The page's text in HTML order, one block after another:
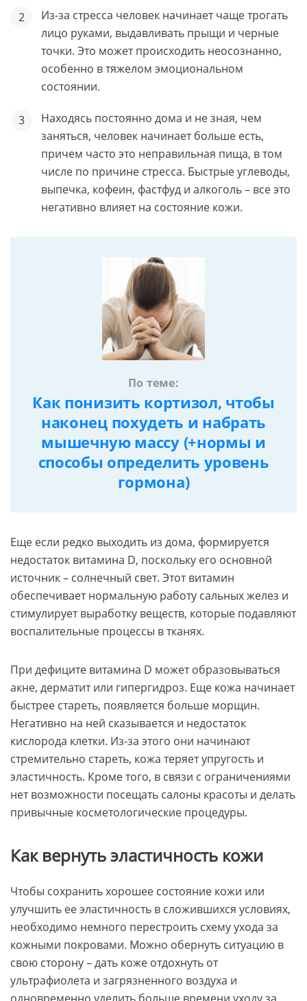
Из-за стресса человек начинает чаще трогать
лицо руками, выдавливать прыщи и черные
точки. Это может происходить неосознанно,
особенно в тяжелом эмоциональном
состоянии.
Находясь постоянно дома и не зная, чем
заняться, человек начинает больше есть,
причем часто это неправильная пища, в том
числе по причине стресса. Быстрые углеводы,
выпечка, кофеин, фастфуд и алкоголь – все это
негативно влияет на состояние кожи.
По теме:
Как понизить кортизол, чтобы
наконец похудеть и набрать
мышечную массу (+нормы и
способы определить уровень
гормона)
Еще если редко выходить из дома, формируется
недостаток витамина D, поскольку его основной
источник – солнечный свет. Этот витамин
обеспечивает нормальную работу сальных желез и
стимулирует выработку веществ, которые подавляют
воспалительные процессы в тканях.
При дефиците витамина D может образовываться
акне, дерматит или гипергидроз. Еще кожа начинает
быстрее стареть, появляется больше морщин.
Негативно на ней сказывается и недостаток
кислорода клетки. Из-за этого они начинают
стремительно стареть, кожа теряет упругость и
эластичность. Кроме того, в связи с ограничениями
нет возможности посещать салоны красоты и делать
привычные косметологические процедуры.
Как вернуть эластичность кожи
Чтобы сохранить хорошее состояние кожи или
улучшить ее эластичность в сложившихся условиях,
необходимо немного перестроить схему ухода за
кожными покровами. Можно обернуть ситуацию в
свою сторону – дать коже отдохнуть от
ультрафиолета и загрязненного воздуха и
одновременно уделить больше времени уходу за